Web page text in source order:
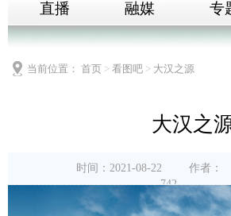
直播
融媒 专
当前位置： 首页 > 看图吧 > 大汉之源
大汉之
时间：2021-08-22 作者：
742